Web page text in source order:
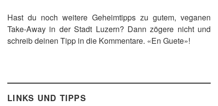
Hast du noch weitere Geheimtipps zu gutem, veganen
Take-Away in der Stadt Luzern? Dann zögere nicht und
schreib deinen Tipp in die Kommentare. «En Guete»!
LINKS UND TIPPS